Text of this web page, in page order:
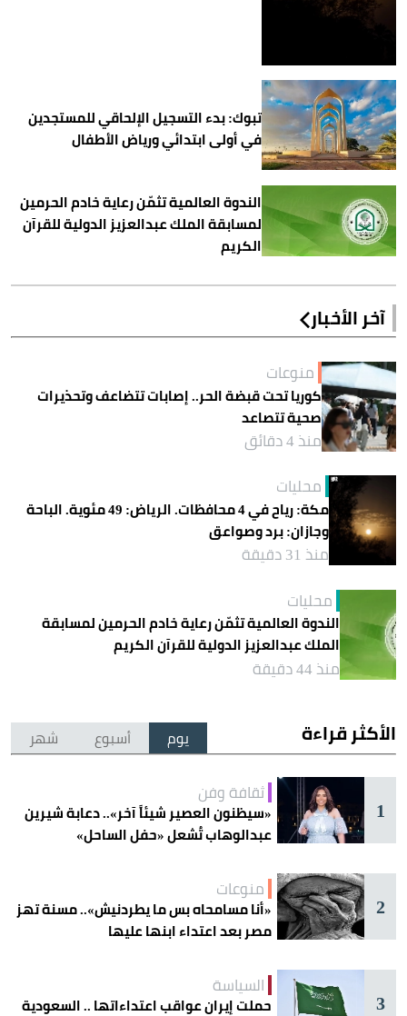
تبوك: بدء التسجيل الإلحاقي للمستجدين
في أولى ابتدائي ورياض الأطفال
الندوة العالمية تثمّن رعاية خادم الحرمين
لمسابقة الملك عبدالعزيز الدولية للقرآن
الكريم
آخر الأخبار
منوعات
كوريا تحت قبضة الحر.. إصابات تتضاعف وتحذيرات
صحية تتصاعد
منذ 4 دقائق
محليات
مكة: رياح في 4 محافظات. الرياض: 49 مئوية. الباحة
وجازان: برد وصواعق
منذ 31 دقيقة
محليات
الندوة العالمية تثمّن رعاية خادم الحرمين لمسابقة
الملك عبدالعزيز الدولية للقرآن الكريم
منذ 44 دقيقة
الأكثر قراءة يوم أسبوع شهر
1
ثقافة وفن
«سيظنون العصير شيئاً آخر».. دعابة شيرين
عبدالوهاب تُشعل «حفل الساحل»
2
منوعات
«أنا مسامحاه بس ما يطردنيش».. مسنة تهز
مصر بعد اعتداء ابنها عليها
3
السياسة
حملت إيران عواقب اعتداءاتها .. السعودية